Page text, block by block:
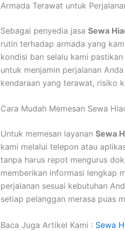
Armada Terawat untuk
Sebagai penyedia jasa Sewa
rutin terhadap armada yang
kondisi ban selalu kami
untuk menjamin perjalanan
kendaraan yang terawat, risiko
Cara Mudah Memesan Sewa
Untuk memesan layanan Sewa
kami melalui telepon atau
tanpa harus repot mengurus
memberikan informasi lengkap
perjalanan sesuai kebutuhan
setiap pelanggan merasa puas
Baca Juga Artikel Kami : Sewa